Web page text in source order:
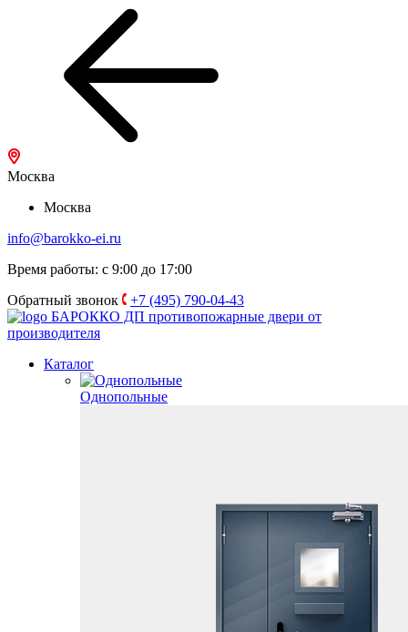
Москва
Москва
info@barokko-ei.ru
Время работы: с 9:00 до 17:00
Обратный звонок
+7 (495) 790-04-43
БАРОККО ДП противопожарные двери от
производителя
Каталог
Однопольные